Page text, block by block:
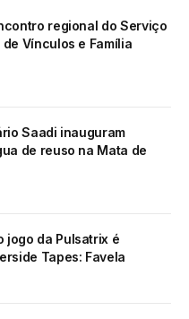
regional do Serviço
Vínculos e Família
Saadi inauguram
de reuso na Mata de
jogo da Pulsatrix é
Tapes: Favela